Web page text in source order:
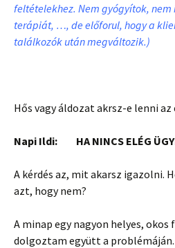
feltételekhez. Nem gyógyítok,
terápiát, …, de előforul, hogy a
találkozók után megváltozik.)
Hős vagy áldozat akrsz-e lenni az
Napi Ildi: HA NINCS ELÉG
A kérdés az, mit akarsz igazolni.
azt, hogy nem?
A minap egy nagyon helyes,
dolgoztam együtt a problémáján.